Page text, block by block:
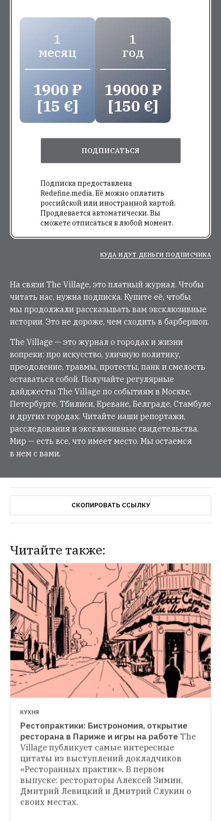
1
месяц
1900 ₽
[15 €]
1
год
19000 ₽
[150 €]
ПОДПИСАТЬСЯ
Подписка предоставлена
Redefine.media. Её можно оплатить
российской или иностранной картой.
Продлевается автоматически. Вы
сможете отписаться в любой момент.
КУДА ИДУТ ДЕНЬГИ ПОДПИСЧИКА
На связи The Village, это платный журнал. Чтобы
читать нас, нужна подписка. Купите её, чтобы
мы продолжали рассказывать вам эксклюзивные
истории. Это не дороже, чем сходить в барбершоп.
The Village — это журнал о городах и жизни
вопреки: про искусство, уличную политику,
преодоление, травмы, протесты, панк и смелость
оставаться собой. Получайте регулярные
дайджесты The Village по событиям в Москве,
Петербурге, Тбилиси, Ереване, Белграде, Стамбуле
и других городах. Читайте наши репортажи,
расследования и эксклюзивные свидетельства.
Мир — есть все, что имеет место. Мы остаемся
в нем с вами.
СКОПИРОВАТЬ ССЫЛКУ
Читайте также:
Рестопрактики: Хороший кофе, новая
американская кухня и гастропутешествия
The Village публикует самые интересные
цитаты из выступлений докладчиков
«Ресторанных практик». Во втором
выпуске: Айзек Корреа, Анна Цфасман и
Геннадий Иозефавичус.
КУХНЯ
Рестопрактики: Бистрономия, открытие
ресторана в Париже и игры на работе The
Village публикует самые интересные
цитаты из выступлений докладчиков
«Ресторанных практик». В первом
выпуске: рестораторы Алексей Зимин,
Дмитрий Левицкий и Дмитрий Слукин о
своих местах.